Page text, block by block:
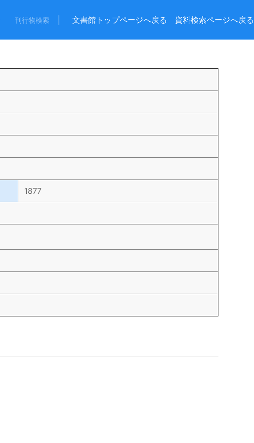
刊行物検索 文書館トップページへ戻る 資料検索ページへ戻る
1877